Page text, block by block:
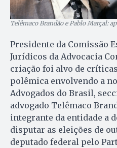
Telêmaco Brandão e Pablo Marçal:
Presidente da Comissão
Jurídicos da Advocacia
criação foi alvo de
polêmica envolvendo a
Advogados do Brasil,
advogado Telêmaco
integrante da entidade a
disputar as eleições de
deputado federal pelo